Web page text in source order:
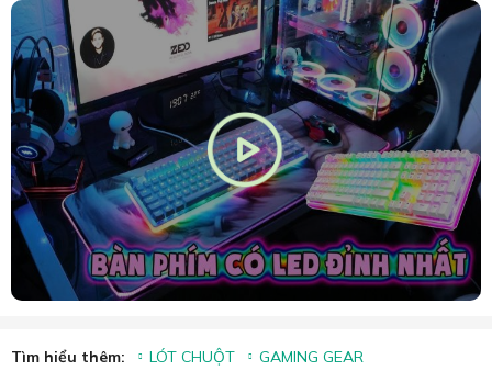
Tìm hiểu thêm: LÓT CHUỘT
GAMING GEAR